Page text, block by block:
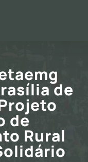
de
de
Rural